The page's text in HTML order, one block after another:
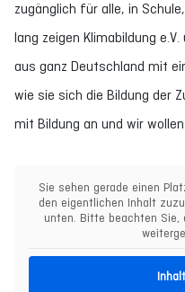
zugänglich für alle, in
lang zeigen Klimabildung
aus ganz Deutschland mit
wie sie sich die Bildung der
mit Bildung an und wir
Sie sehen gerade einen
den eigentlichen Inhalt
unten. Bitte beachten Sie,